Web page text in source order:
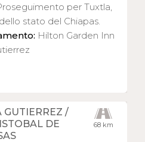
per Tuxtla,
stato del Chiapas.
Hilton Garden Inn
68 km
GUTIERREZ /
DE